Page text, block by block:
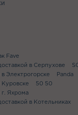
Fave
в Серпухове
в Электрогорске
Panda
Куровске
50 50
г. Яхрома
в Котельниках